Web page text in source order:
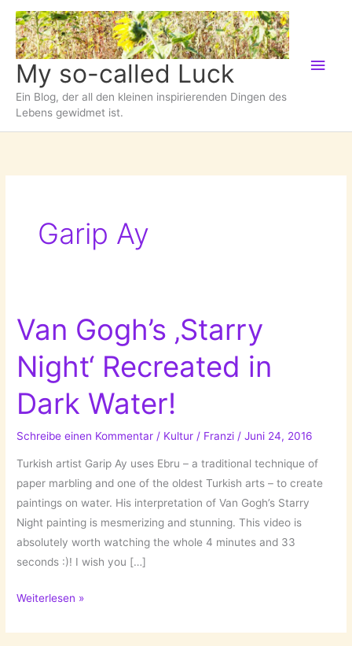
Zum
Inhalt
springen
My so-called Luck
Ein Blog, der all den kleinen inspirierenden Dingen des
Lebens gewidmet ist.
Garip Ay
Van Gogh’s ‚Starry
Night‘ Recreated in
Dark Water!
Schreibe einen Kommentar / Kultur / Franzi /Juni 24, 2016
Turkish artist Garip Ay uses Ebru – a traditional technique of
paper marbling and one of the oldest Turkish arts – to create
paintings on water. His interpretation of Van Gogh’s Starry
Night painting is mesmerizing and stunning. This video is
absolutely worth watching the whole 4 minutes and 33
seconds :)! I wish you […]
Van
‚Starry
Weiterlesen »